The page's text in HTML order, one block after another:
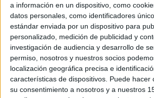
a información en un dispositivo, como
datos personales, como identificadores
estándar enviada por un dispositivo para
personalizado, medición de publicidad y
investigación de audiencia y desarrollo de
permiso, nosotros y nuestros socios
localización geográfica precisa e
características de dispositivos. Puede hacer
su consentimiento a nosotros y a nuestros
26 DE JULIO DE 2019
El evento nació en 1986 y es de
nivel mundial donde coinciden
masculina y femenina
La XXXIV edición de los
España de Pista Rápida de Tenis,